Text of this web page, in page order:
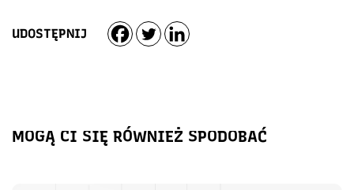
UDOSTĘPNIJ
MOGĄ CI SIĘ RÓWNIEŻ SPODOBAĆ